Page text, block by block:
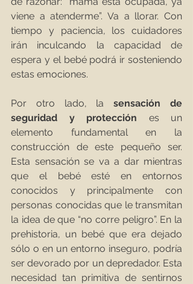
viene a atenderme”. Va a llorar. Con
tiempo y paciencia, los cuidadores
irán inculcando la capacidad de
espera y el bebé podrá ir sosteniendo
estas emociones.
Por otro lado, la sensación de
seguridad y protección es un
elemento fundamental en la
construcción de este pequeño ser.
Esta sensación se va a dar mientras
que el bebé esté en entornos
conocidos y principalmente con
personas conocidas que le transmitan
la idea de que “no corre peligro”. En la
prehistoria, un bebé que era dejado
sólo o en un entorno inseguro, podría
ser devorado por un depredador. Esta
necesidad tan primitiva de sentirnos